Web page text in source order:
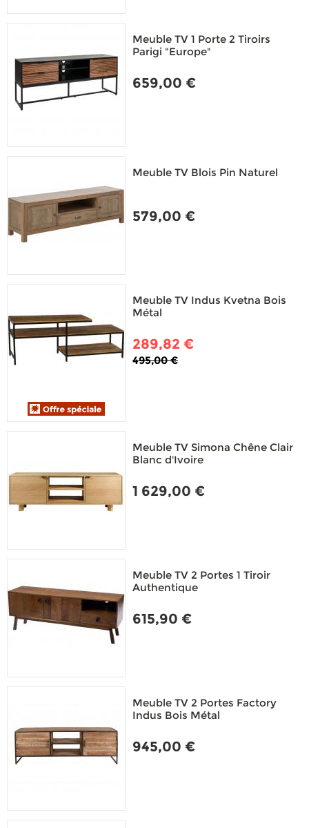
Meuble TV 1 Porte 2 Tiroirs
Parigi "Europe"
659,00 €
Meuble TV Blois Pin Naturel
579,00 €
Meuble TV Indus Kvetna Bois
Métal
289,82 €
495,00 €
Meuble TV Simona Chêne Clair
Blanc d'Ivoire
1 629,00 €
Meuble TV 2 Portes 1 Tiroir
Authentique
615,90 €
Meuble TV 2 Portes Factory
Indus Bois Métal
945,00 €